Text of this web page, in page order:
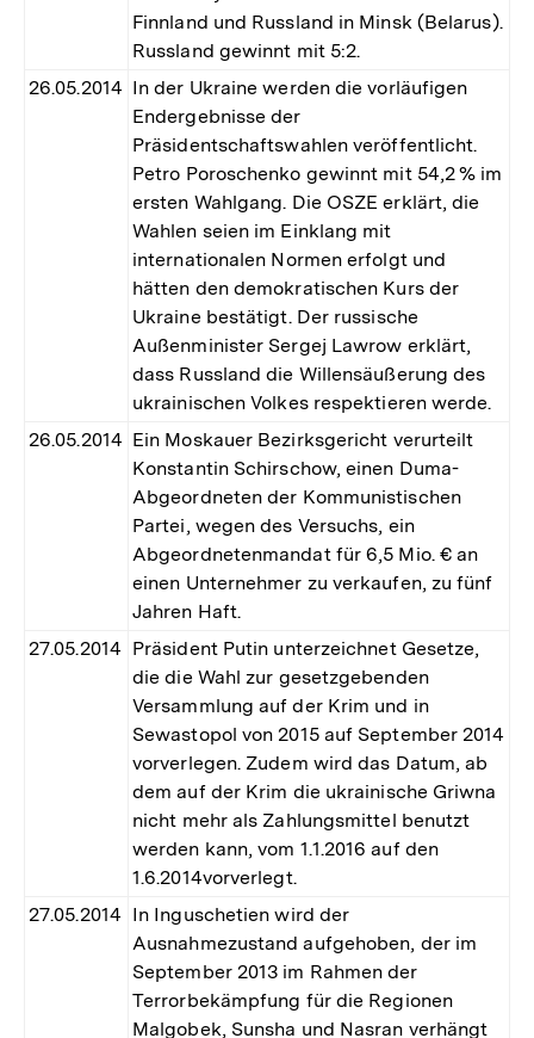
Finnland und Russland in Minsk (Belarus).
Russland gewinnt mit 5:2.
26.05.2014 In der Ukraine werden die vorläufigen
Endergebnisse der
Präsidentschaftswahlen veröffentlicht.
Petro Poroschenko gewinnt mit 54,2 % im
ersten Wahlgang. Die OSZE erklärt, die
Wahlen seien im Einklang mit
internationalen Normen erfolgt und
hätten den demokratischen Kurs der
Ukraine bestätigt. Der russische
Außenminister Sergej Lawrow erklärt,
dass Russland die Willensäußerung des
ukrainischen Volkes respektieren werde.
26.05.2014 Ein Moskauer Bezirksgericht verurteilt
Konstantin Schirschow, einen Duma-
Abgeordneten der Kommunistischen
Partei, wegen des Versuchs, ein
Abgeordnetenmandat für 6,5 Mio. € an
einen Unternehmer zu verkaufen, zu fünf
Jahren Haft.
27.05.2014 Präsident Putin unterzeichnet Gesetze,
die die Wahl zur gesetzgebenden
Versammlung auf der Krim und in
Sewastopol von 2015 auf September 2014
vorverlegen. Zudem wird das Datum, ab
dem auf der Krim die ukrainische Griwna
nicht mehr als Zahlungsmittel benutzt
werden kann, vom 1.1.2016 auf den
1.6.2014vorverlegt.
27.05.2014 In Inguschetien wird der
Ausnahmezustand aufgehoben, der im
September 2013 im Rahmen der
Terrorbekämpfung für die Regionen
Malgobek, Sunsha und Nasran verhängt